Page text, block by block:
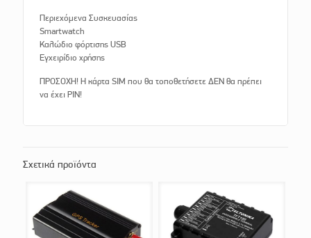
Περιεχόμενα Συσκευασίας
Smartwatch
Καλώδιο φόρτισης USB
Εγχειρίδιο χρήσης
ΠΡΟΣΟΧΗ! Η κάρτα SIM που θα τοποθετήσετε ΔΕΝ θα πρέπει
να έχει PIN!
Σχετικά προϊόντα